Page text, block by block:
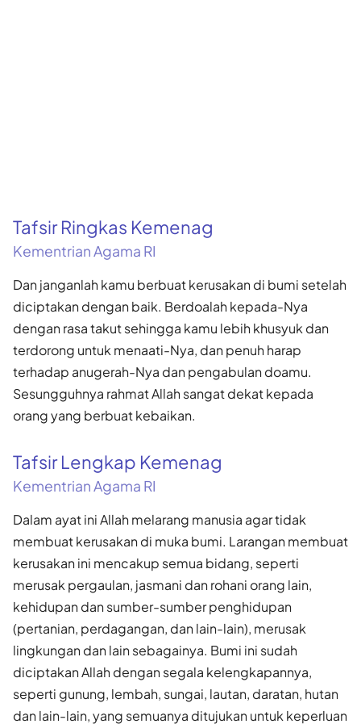
Tafsir Ringkas Kemenag
Kementrian Agama RI
Dan janganlah kamu berbuat kerusakan di bumi setelah
diciptakan dengan baik. Berdoalah kepada-Nya
dengan rasa takut sehingga kamu lebih khusyuk dan
terdorong untuk menaati-Nya, dan penuh harap
terhadap anugerah-Nya dan pengabulan doamu.
Sesungguhnya rahmat Allah sangat dekat kepada
orang yang berbuat kebaikan.
Tafsir Lengkap Kemenag
Kementrian Agama RI
Dalam ayat ini Allah melarang manusia agar tidak
membuat kerusakan di muka bumi. Larangan membuat
kerusakan ini mencakup semua bidang, seperti
merusak pergaulan, jasmani dan rohani orang lain,
kehidupan dan sumber-sumber penghidupan
(pertanian, perdagangan, dan lain-lain), merusak
lingkungan dan lain sebagainya. Bumi ini sudah
diciptakan Allah dengan segala kelengkapannya,
seperti gunung, lembah, sungai, lautan, daratan, hutan
dan lain-lain, yang semuanya ditujukan untuk keperluan